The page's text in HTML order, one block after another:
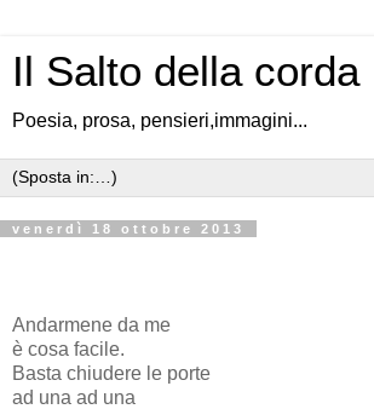
Il Salto della corda
Poesia, prosa, pensieri,immagini...
venerdì 18 ottobre 2013
Andarmene da me
è cosa facile.
Basta chiudere le porte
ad una ad una